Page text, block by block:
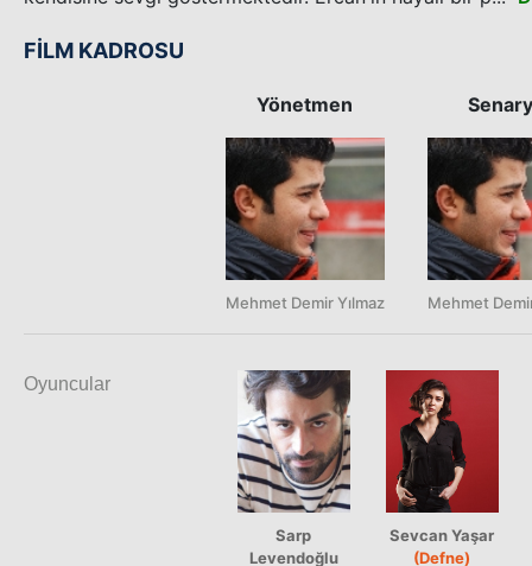
FİLM KADROSU
Yönetmen
Mehmet Demir Yılmaz Mehmet
Oyuncular
Sarp
Levendoğlu
Sevcan Yaşar
(Defne)